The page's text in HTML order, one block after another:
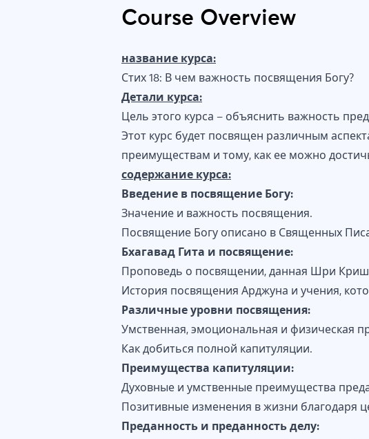
Course Overview
название курса:
Стих 18: В чем важность посвящения Богу?
Детали курса:
Цель этого курса – объяснить важность
Этот курс будет посвящен различным
преимуществам и тому, как ее можно
содержание курса:
Введение в посвящение Богу:
Значение и важность посвящения.
Посвящение Богу описано в Священных
Бхагавад Гита и посвящение:
Проповедь о посвящении, данная Шри
История посвящения Арджуна и учения,
Различные уровни посвящения:
Умственная, эмоциональная и физическая
Как добиться полной капитуляции.
Преимущества капитуляции:
Духовные и умственные преимущества
Позитивные изменения в жизни благодаря
Преданность и преданность делу: